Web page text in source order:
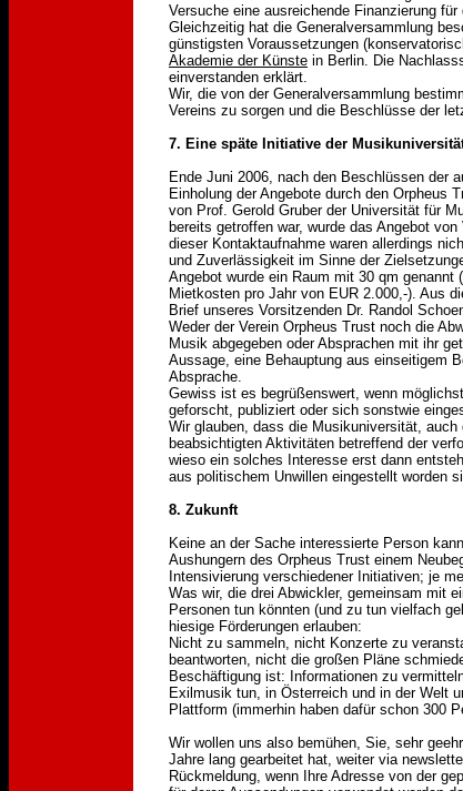
Versuche eine ausreichende Finanzierung
Gleichzeitig hat die Generalversammlung
günstigsten Voraussetzungen
Akademie der Künste in Berlin. Die
einverstanden erklärt.
Wir, die von der Generalversammlung
Vereins zu sorgen und die Beschlüsse der
7. Eine späte Initiative der
Ende Juni 2006, nach den Beschlüssen der
Einholung der Angebote durch den Orpheus
von Prof. Gerold Gruber der Universität für
bereits getroffen war, wurde das Angebot
dieser Kontaktaufnahme waren allerdings
und Zuverlässigkeit im Sinne der
Angebot wurde ein Raum mit 30 qm
Mietkosten pro Jahr von EUR 2.000,-). Aus
Brief unseres Vorsitzenden Dr. Randol
Weder der Verein Orpheus Trust noch die
Musik abgegeben oder Absprachen mit ihr
Aussage, eine Behauptung aus einseitigem
Absprache.
Gewiss ist es begrüßenswert, wenn
geforscht, publiziert oder sich sonstwie
Wir glauben, dass die Musikuniversität,
beabsichtigten Aktivitäten betreffend der
wieso ein solches Interesse erst dann
aus politischem Unwillen eingestellt worden
8. Zukunft
Keine an der Sache interessierte Person
Aushungern des Orpheus Trust einem
Intensivierung verschiedener Initiativen; je
Was wir, die drei Abwickler, gemeinsam mit
Personen tun könnten (und zu tun vielfach
hiesige Förderungen erlauben:
Nicht zu sammeln, nicht Konzerte zu
beantworten, nicht die großen Pläne
Beschäftigung ist: Informationen zu
Exilmusik tun, in Österreich und in der Welt
Plattform (immerhin haben dafür schon 300
Wir wollen uns also bemühen, Sie, sehr
Jahre lang gearbeitet hat, weiter via
Rückmeldung, wenn Ihre Adresse von der